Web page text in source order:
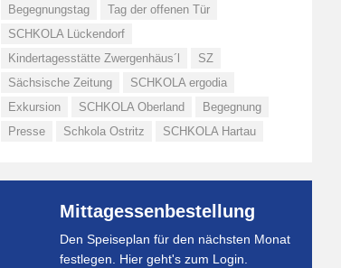
Begegnungstag
Tag der offenen Tür
SCHKOLA Lückendorf
Kindertagesstätte Zwergenhäus´l
SZ
Sächsische Zeitung
SCHKOLA ergodia
Exkursion
SCHKOLA Oberland
Begegnung
Presse
Schkola Ostritz SCHKOLA Hartau
Mittagessenbestellung
Den Speiseplan für den nächsten Monat
festlegen. Hier geht's zum Login.